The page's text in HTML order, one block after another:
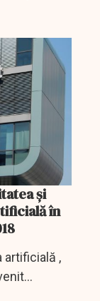
hackeri
și
în
artificială ,
și